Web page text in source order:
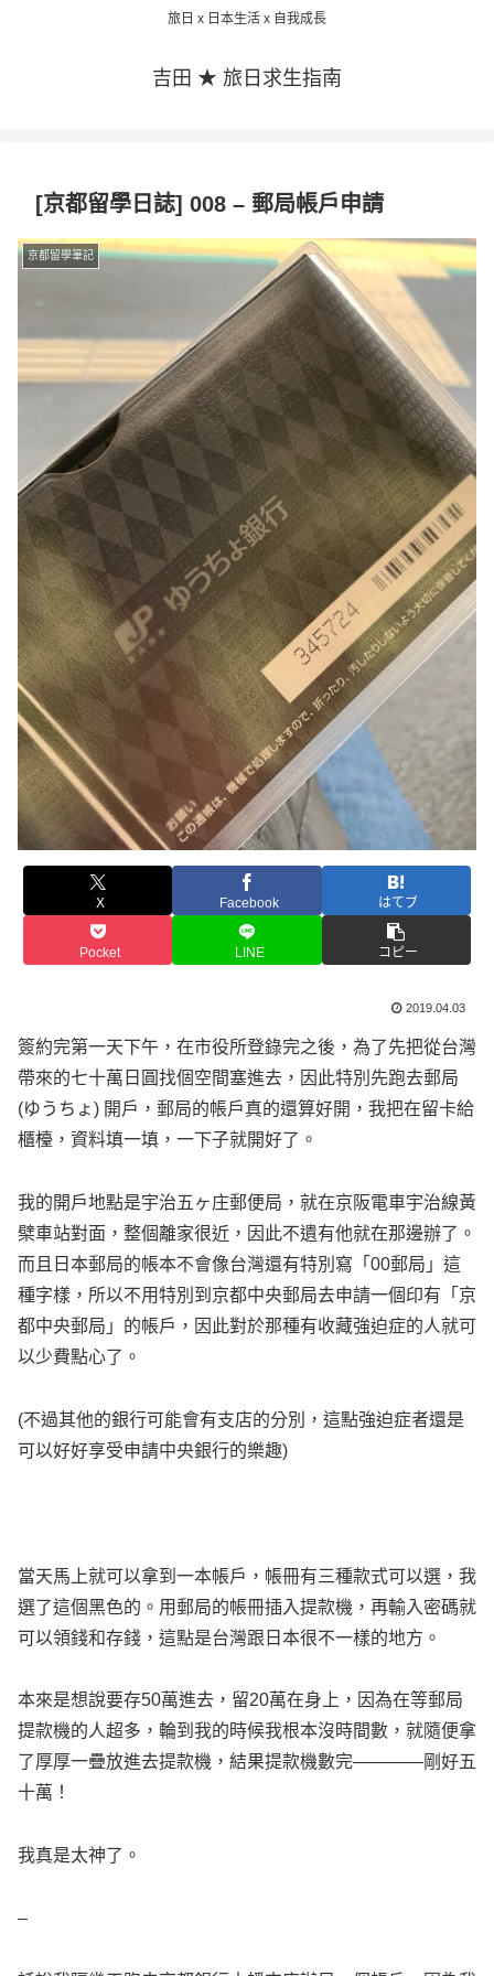
旅日 x 日本生活 x 自我成長
吉田 ★ 旅日求生指南
[京都留學日誌] 008 – 郵局帳戶申請
京都留學筆記
X Facebook はてブ
Pocket LINE コピー
2019.04.03
簽約完第一天下午，在市役所登錄完之後，為了先把從台灣
帶來的七十萬日圓找個空間塞進去，因此特別先跑去郵局
(ゆうちょ) 開戶，郵局的帳戶真的還算好開，我把在留卡給
櫃檯，資料填一填，一下子就開好了。
我的開戶地點是宇治五ヶ庄郵便局，就在京阪電車宇治線黃
檗車站對面，整個離家很近，因此不遺有他就在那邊辦了。
而且日本郵局的帳本不會像台灣還有特別寫「00郵局」這
種字樣，所以不用特別到京都中央郵局去申請一個印有「京
都中央郵局」的帳戶，因此對於那種有收藏強迫症的人就可
以少費點心了。
(不過其他的銀行可能會有支店的分別，這點強迫症者還是
可以好好享受申請中央銀行的樂趣)
當天馬上就可以拿到一本帳戶，帳冊有三種款式可以選，我
選了這個黑色的。用郵局的帳冊插入提款機，再輸入密碼就
可以領錢和存錢，這點是台灣跟日本很不一樣的地方。
本來是想說要存50萬進去，留20萬在身上，因為在等郵局
提款機的人超多，輪到我的時候我根本沒時間數，就隨便拿
了厚厚一疊放進去提款機，結果提款機數完————剛好五
十萬！
我真是太神了。
–